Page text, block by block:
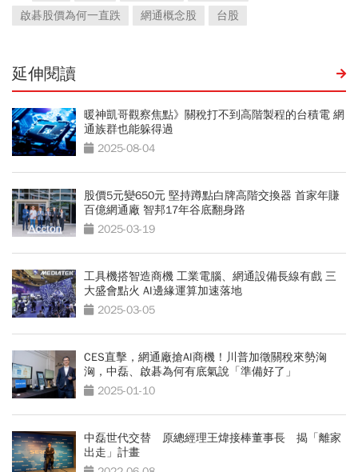
啟碁股價為何一直跌
網通概念股 台股
延伸閱讀
暖神凱哥觀察焦點》關稅打不到高階製程的台積電 網
通族群也能躲得過
2025-08-04
股價5元變650元 堅持蹲點白牌高階交換器 首家年賺
百億網通廠 智邦17年谷底翻身路
2025-03-19
工具機搭智造商機 工業電腦、網通設備長線有戲 三
大盛會點火 AI邊緣運算加速落地
2025-03-05
CES直擊，網通廠搶AI商機！川普加徵關稅來勢洶
洶，中磊、啟碁為何有底氣說「準備好了」
2025-01-10
中磊世代交替 原總經理王煒接棒董事長 揭「離家
出走」計畫